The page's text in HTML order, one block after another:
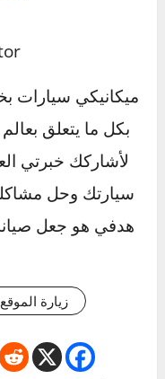
جداً ويجب استبدال
فحص الفولتية أدق).
هل يجب أن أفصل
سأترك السيارة
إذا كنت ستترك
فصل القطب السالب (-
البطيء بسبب
يمكنك استخدام